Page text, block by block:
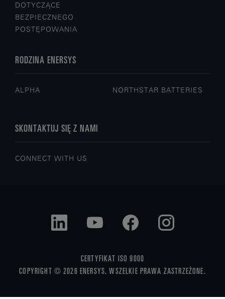
DOTYCZĄCE
BEZPIECZNEGO
POSTĘPOWANIA
RODZINA ENERSYS
ALPHA NORTHSTAR BATTERIES
SKONTAKTUJ SIĘ Z NAMI
CONNECT WITH US
CERTYFIKAT ISO 9000
COPYRIGHT © 2026 ENERSYS. WSZELKIE PRAWA ZASTRZEŻONE.